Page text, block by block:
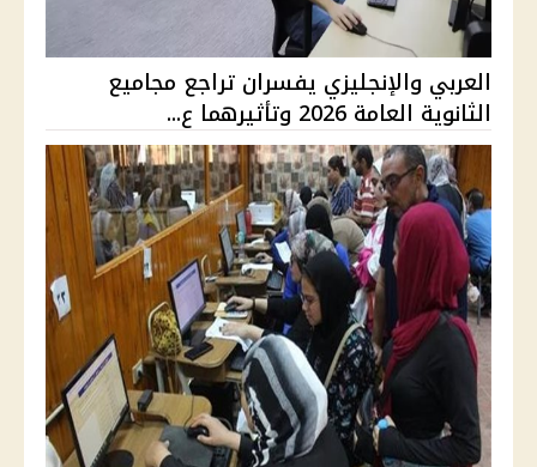
العربي والإنجليزي يفسران تراجع مجاميع
الثانوية العامة 2026 وتأثيرهما ع...